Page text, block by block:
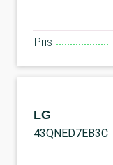
Pris
LG
43QNED7EB3C